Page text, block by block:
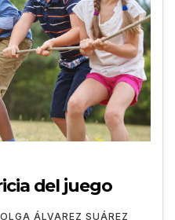
del juego
OLGA ÁLVAREZ SUÁREZ